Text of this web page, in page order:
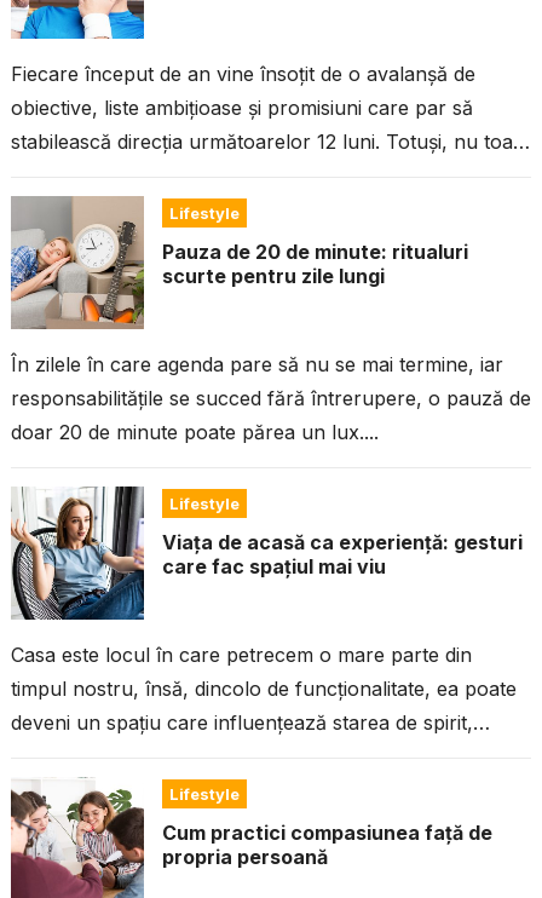
Fiecare început de an vine însoțit de o avalanșă de
obiective, liste ambițioase și promisiuni care par să
stabilească direcția următoarelor 12 luni. Totuși, nu toată
Lifestyle
Pauza de 20 de minute: ritualuri
scurte pentru zile lungi
În zilele în care agenda pare să nu se mai termine, iar
responsabilitățile se succed fără întrerupere, o pauză de
doar 20 de minute poate părea un lux....
Lifestyle
Viața de acasă ca experiență: gesturi
care fac spațiul mai viu
Casa este locul în care petrecem o mare parte din
timpul nostru, însă, dincolo de funcționalitate, ea poate
deveni un spațiu care influențează starea de spirit,
Lifestyle
Cum practici compasiunea față de
propria persoană